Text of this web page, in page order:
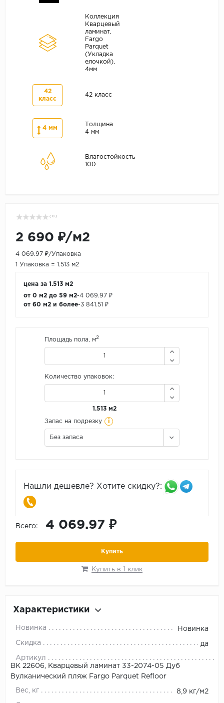
Коллекция
Кварцевый
ламинат,
Fargo
Parquet
(Укладка
елочкой),
4мм
42
класс
42 класс
4 мм
Толщина
4 мм
Влагостойкость
100
( 0 )
2 690 ₽/м2
4 069.97 ₽/Упаковка
1 Упаковка = 1.513 м2
цена за 1.513 м2
от 0 м2 до 59 м2-4 069.97 ₽
от 60 м2 и более-3 841.51 ₽
Площадь пола, м2
Количество упаковок:
1.513 м2
Запас на подрезку i
Без запаса
Нашли дешевле? Хотите скидку?:
Всего: 4 069.97 ₽
Купить
Купить в 1 клик
Характеристики
Новинка Новинка
Скидка да
Артикул
ВК 22606, Кварцевый ламинат 33-2074-05 Дуб
Вулканический пляж Fargo Parquet Refloor
Вес, кг 8,9 кг/м2